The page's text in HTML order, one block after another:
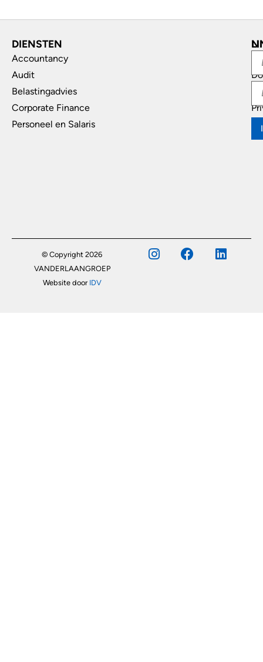
DIENSTEN
Accountancy
Audit
Belastingadvies
Corporate Finance
Personeel en Salaris
© Copyright 2026
VANDERLAANGROEP
Website door IDV